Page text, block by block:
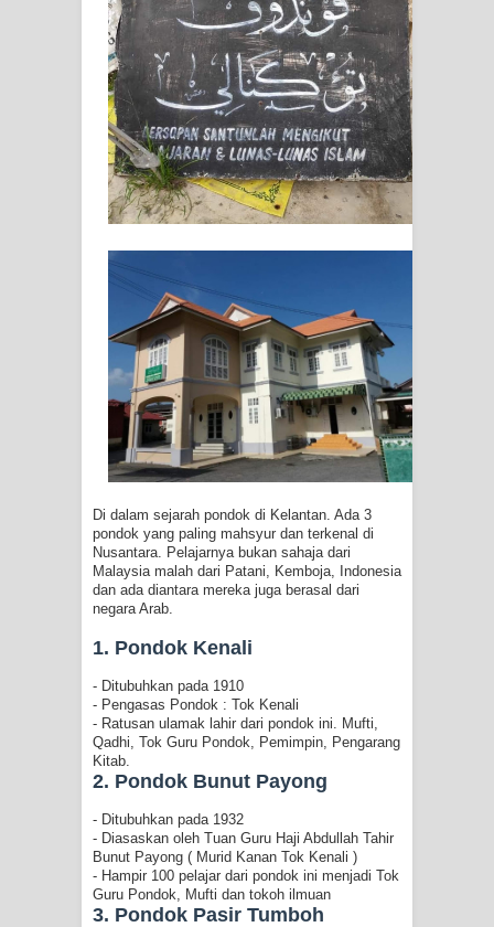
Di dalam sejarah pondok di Kelantan. Ada 3
pondok yang paling mahsyur dan terkenal di
Nusantara. Pelajarnya bukan sahaja dari
Malaysia malah dari Patani, Kemboja, Indonesia
dan ada diantara mereka juga berasal dari
negara Arab.
1. Pondok Kenali
- Ditubuhkan pada 1910
- Pengasas Pondok : Tok Kenali
- Ratusan ulamak lahir dari pondok ini. Mufti,
Qadhi, Tok Guru Pondok, Pemimpin, Pengarang
Kitab.
2. Pondok Bunut Payong
- Ditubuhkan pada 1932
- Diasaskan oleh Tuan Guru Haji Abdullah Tahir
Bunut Payong ( Murid Kanan Tok Kenali )
- Hampir 100 pelajar dari pondok ini menjadi Tok
Guru Pondok, Mufti dan tokoh ilmuan
3. Pondok Pasir Tumboh